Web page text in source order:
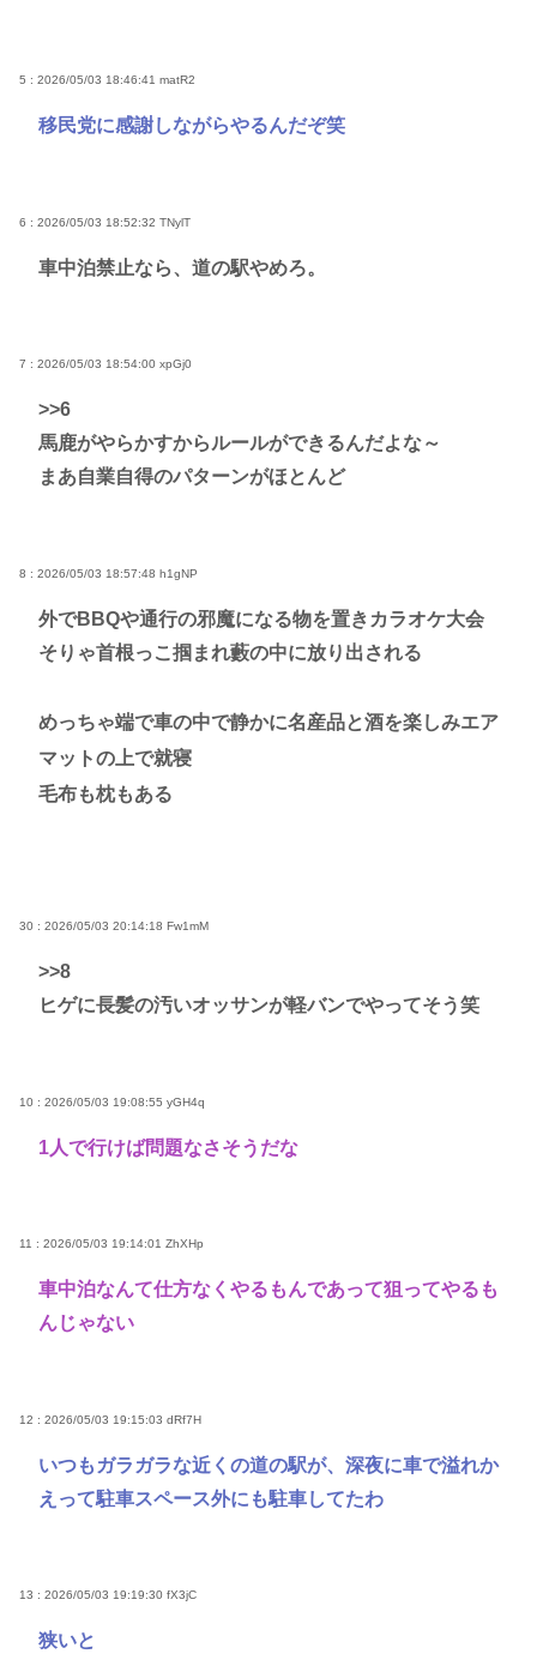
5 : 2026/05/03 18:46:41 matR2
移民党に感謝しながらやるんだぞ笑
6 : 2026/05/03 18:52:32 TNylT
車中泊禁止なら、道の駅やめろ。
7 : 2026/05/03 18:54:00 xpGj0
>>6
馬鹿がやらかすからルールができるんだよな～
まあ自業自得のパターンがほとんど
8 : 2026/05/03 18:57:48 h1gNP
外でBBQや通行の邪魔になる物を置きカラオケ大会
そりゃ首根っこ掴まれ藪の中に放り出される
めっちゃ端で車の中で静かに名産品と酒を楽しみエア
マットの上で就寝
毛布も枕もある
30 : 2026/05/03 20:14:18 Fw1mM
>>8
ヒゲに長髪の汚いオッサンが軽バンでやってそう笑
10 : 2026/05/03 19:08:55 yGH4q
1人で行けば問題なさそうだな
11 : 2026/05/03 19:14:01 ZhXHp
車中泊なんて仕方なくやるもんであって狙ってやるも
んじゃない
12 : 2026/05/03 19:15:03 dRf7H
いつもガラガラな近くの道の駅が、深夜に車で溢れか
えって駐車スペース外にも駐車してたわ
13 : 2026/05/03 19:19:30 fX3jC
狭いと